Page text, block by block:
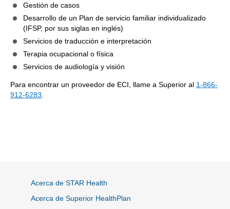
Gestión de casos
Desarrollo de un Plan de servicio familiar individualizado
(IFSP, por sus siglas en inglés)
Servicios de traducción e interpretación
Terapia ocupacional o física
Servicios de audiología y visión
Para encontrar un proveedor de ECI, llame a Superior al 1-866-
912-6283
Acerca de STAR Health
Acerca de Superior HealthPlan